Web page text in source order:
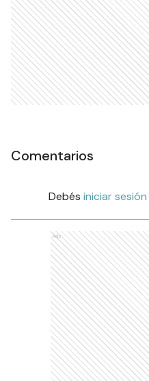
Comentarios
Debés iniciar sesión
Ads